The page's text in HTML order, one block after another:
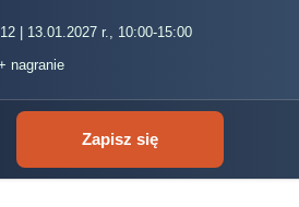
| 13.01.2027 r., 10:00-15:00
nagranie
Zapisz się